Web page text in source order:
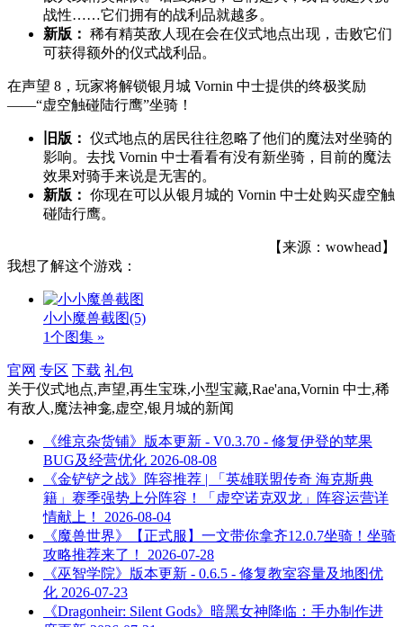
战性……它们拥有的战利品就越多。
新版： 稀有精英敌人现在会在仪式地点出现，击败它们
可获得额外的仪式战利品。
在声望 8，玩家将解锁银月城 Vornin 中士提供的终极奖励
——“虚空触碰陆行鹰”坐骑！
旧版： 仪式地点的居民往往忽略了他们的魔法对坐骑的
影响。去找 Vornin 中士看看有没有新坐骑，目前的魔法
效果对骑手来说是无害的。
新版： 你现在可以从银月城的 Vornin 中士处购买虚空触
碰陆行鹰。
【来源：wowhead】
我想了解这个游戏：
小小魔兽截图(5)
1个图集 »
官网 专区 下载 礼包
关于仪式地点,声望,再生宝珠,小型宝藏,Rae'ana,Vornin 中士,稀
有敌人,魔法神龛,虚空,银月城的新闻
《维京杂货铺》版本更新 - V0.3.70 - 修复伊登的苹果
BUG及经营优化 2026-08-08
《金铲铲之战》阵容推荐 | 「英雄联盟传奇 海克斯典
籍」赛季强势上分阵容！「虚空诺克双龙」阵容运营详
情献上！
2026-08-04
《魔兽世界》【正式服】一文带你拿齐12.0.7坐骑！坐骑
攻略推荐来了！
2026-07-28
《巫智学院》版本更新 - 0.6.5 - 修复教室容量及地图优
化 2026-07-23
《Dragonheir: Silent Gods》暗黑女神降临：手办制作进